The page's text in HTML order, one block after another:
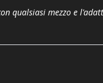
qualsiasi mezzo e